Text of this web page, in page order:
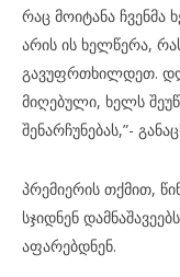
რაც მოიტანა
არის ის ხელწერა,
გავუფრთხილდეთ.
მიღებული, ხელს
შენარჩუნებას,”-
პრემიერის თქმით,
სჯიდნენ
აფარებდნენ.